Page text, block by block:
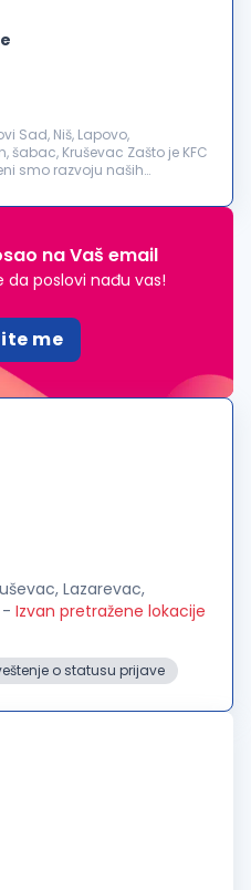
Sad, Niš, Lapovo,
Zašto je KFC
na Vaš email
da poslovi nađu vas!
me
Lazarevac,
- Izvan pretražene lokacije
o statusu prijave